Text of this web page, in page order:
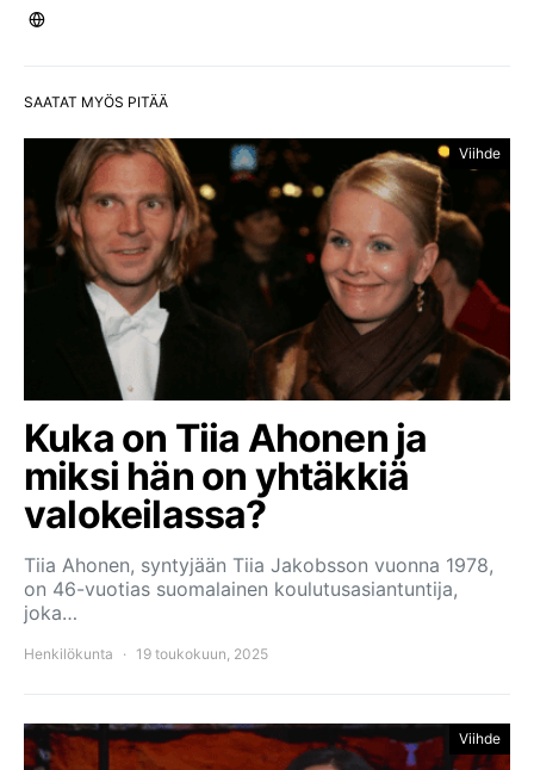
SAATAT MYÖS PITÄÄ
Viihde
Kuka on Tiia Ahonen ja
miksi hän on yhtäkkiä
valokeilassa?
Tiia Ahonen, syntyjään Tiia Jakobsson vuonna 1978,
on 46-vuotias suomalainen koulutusasiantuntija,
joka…
Henkilökunta 19 toukokuun, 2025
Viihde